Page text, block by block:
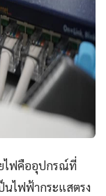
ไฟคืออุปกรณ์ที่
นไฟฟ้ากระแสตรง